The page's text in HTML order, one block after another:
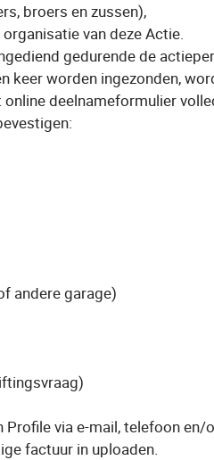
broers en zussen),
van deze Actie.
gedurende de
worden ingezonden,
deelnameformulier
andere garage)
via e-mail, telefoon en/
factuur in uploaden.